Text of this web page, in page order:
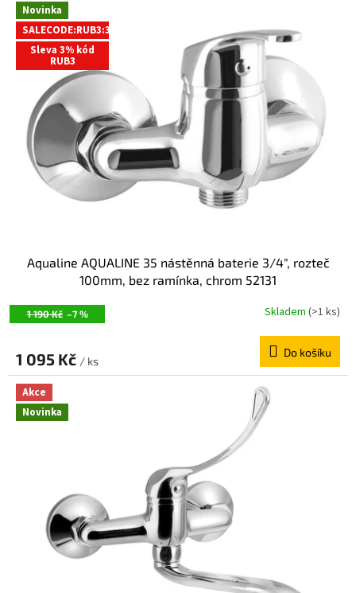
p
Novinka
SALECODE:RUB3:3:%
Sleva 3% kód
RUB3
1 190 Kč –7 %
Aqualine AQUALINE 35 nástěnná baterie 3/4", rozteč
100mm, bez ramínka, chrom 52131
Skladem (>1 ks)
1 095 Kč / ks
Do košíku
Akce
Novinka